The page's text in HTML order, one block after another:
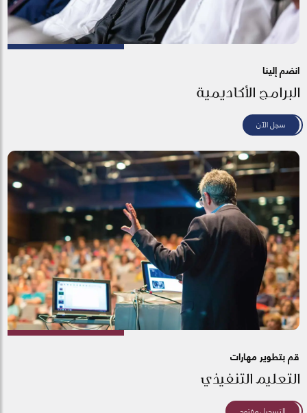
انضم إلينا
البرامج الأكاديمية
سجل الآن
قم بتطوير مهارات
التعليم التنفيذي
التسجيل مفتوح